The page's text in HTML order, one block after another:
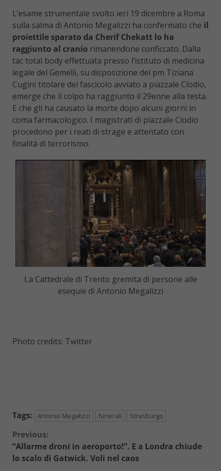
L’esame strumentale svolto ieri 19 dicembre a Roma
sulla salma di Antonio Megalizzi ha confermato che il
proiettile sparato da Cherif Chekatt lo ha
raggiunto al cranio rimanendone conficcato. Dalla
tac total body effettuata presso l’istituto di medicina
legale del Gemelli, su disposizione del pm Tiziana
Cugini titolare del fascicolo avviato a piazzale Clodio,
emerge che il colpo ha raggiunto il 29enne alla testa.
E che gli ha causato la morte dopo alcuni giorni in
coma farmacologico. I magistrati di piazzale Clodio
procedono per i reati di strage e attentato con
finalità di terrorismo.
La Cattedrale di Trento gremita di persone alle
esequie di Antonio Megalizzi
Photo credits: Twitter
Tags: Antonio Megalizzi funerali Strasburgo
Continue
Reading
Previous:
“Allarme droni in aeroporto!”. E a Londra chiude
lo scalo di Gatwick. Voli nel caos